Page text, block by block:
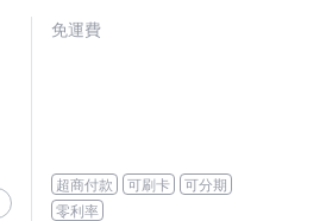
免運費
超商付款 可刷卡
可分期
零利率